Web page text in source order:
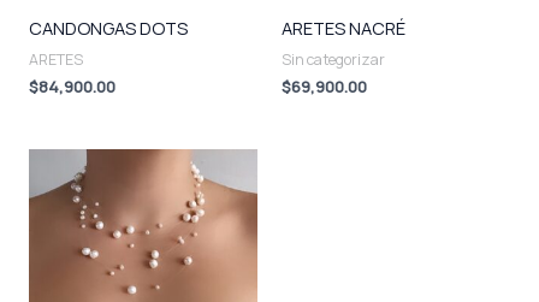
CANDONGAS DOTS
ARETES
$84,900.00
ARETES NACRÉ
Sin categorizar
$69,900.00